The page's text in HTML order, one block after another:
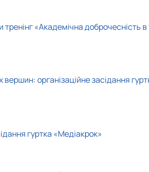
«Академічна доброчесність в
організаційне засідання
гуртка «Медіакрок»